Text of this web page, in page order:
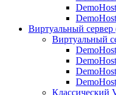
Виртуальный сервер
Виртуальный
Классический